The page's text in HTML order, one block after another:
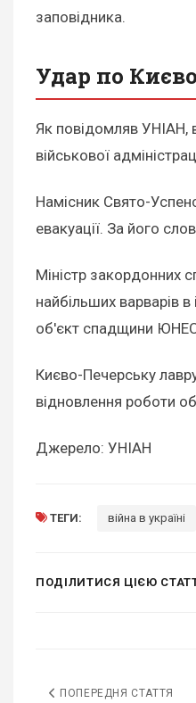
заповідника.
Удар по
Як повідомляв УНІАН,
військової
Намісник Свято-
евакуації. За його
Міністр закордонних
найбільших варварів
об'єкт спадщини
Києво-Печерську
відновлення роботи
Джерело: УНІАН
ТЕГИ: війна в україні
ПОДІЛИТИСЯ ЦІЄЮ
ПОПЕРЕДНЯ СТАТТЯ